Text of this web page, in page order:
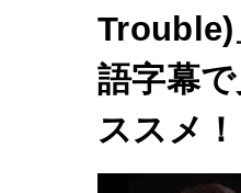
Trouble)
語字幕
ススメ